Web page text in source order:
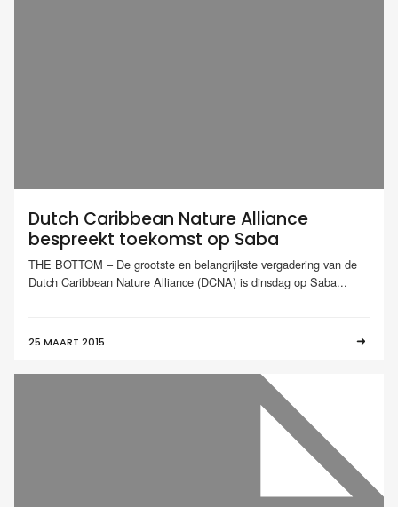
Dutch Caribbean Nature Alliance
bespreekt toekomst op Saba
THE BOTTOM – De grootste en belangrijkste vergadering van de
Dutch Caribbean Nature Alliance (DCNA) is dinsdag op Saba...
25 MAART 2015